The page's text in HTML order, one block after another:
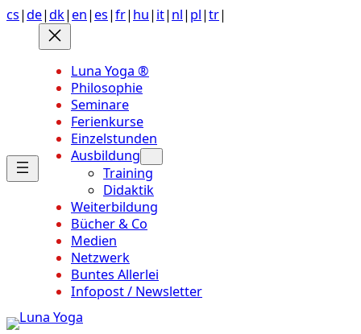
Anchor
Zum
Inhalt
springen
cs|de|dk| en| es|fr| hu| it| nl| pl|tr|
Luna Yoga ®
Philosophie
Seminare
Ferienkurse
Einzelstunden
Ausbildung
Training
Didaktik
Weiterbildung
Bücher & Co
Medien
Netzwerk
Buntes Allerlei
Infopost / Newsletter